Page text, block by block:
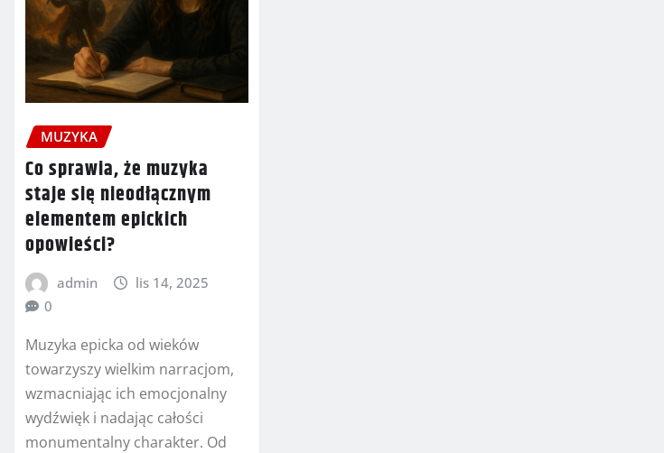
MUZYKA
Co sprawia, że muzyka
staje się nieodłącznym
elementem epickich
opowieści?
admin
lis 14, 2025
0
Muzyka epicka od wieków
towarzyszy wielkim narracjom,
wzmacniając ich emocjonalny
wydźwięk i nadając całości
monumentalny charakter. Od